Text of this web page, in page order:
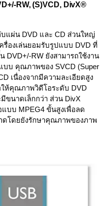
RW, (S)VCD, DivX®
บแผ่น DVD และ CD ส่วนใหญ่
รื่องเล่นยอมรับรูปแบบ DVD ที่
RW ยังสามารถใช้งาน
บ คุณภาพของ SVCD (Super
เนื่องจากมีความละเอียดสูง
ห้คุณภาพวิดีโอระดับ DVD
ขนาดเล็กกว่า ส่วน DivX
บบ MPEG4 ขั้นสูงเพื่อลด
โดยยังรักษาคุณภาพของภาพ